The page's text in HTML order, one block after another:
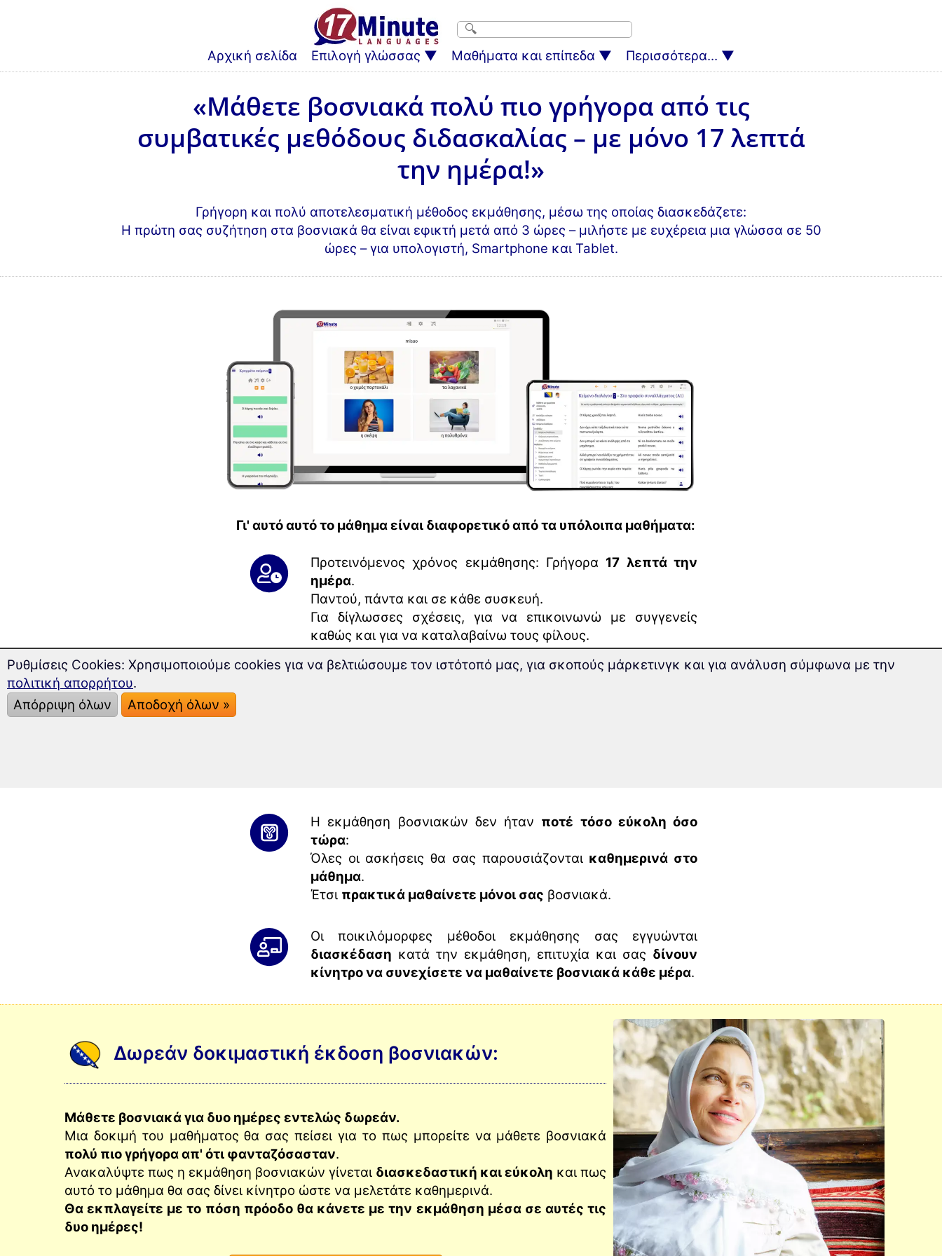
Αρχική σελίδα Επιλογή γλώσσας Μαθήματα και επίπεδα Περισσότερα...
«Μάθετε βοσνιακά πολύ πιο γρήγορα από τις
συμβατικές μεθόδους διδασκαλίας – με μόνο 17 λεπτά
την ημέρα!»
Γρήγορη και πολύ αποτελεσματική μέθοδος εκμάθησης, μέσω της οποίας διασκεδάζετε:
Η πρώτη σας συζήτηση στα βοσνιακά θα είναι εφικτή μετά από 3 ώρες – μιλήστε με ευχέρεια μια γλώσσα σε 50
ώρες – για υπολογιστή, Smartphone και Tablet.
Γι' αυτό αυτό το μάθημα είναι διαφορετικό από τα υπόλοιπα μαθήματα:
Προτεινόμενος χρόνος εκμάθησης: Γρήγορα 17 λεπτά την
ημέρα.
Παντού, πάντα και σε κάθε συσκευή.
Για δίγλωσσες σχέσεις, για να επικοινωνώ με συγγενείς
καθώς και για να καταλαβαίνω τους φίλους.
Μέσω της βραβευμένης
μεθόδου εκμάθησης μακροχρόνιας
Η εκμάθηση βοσνιακών δεν ήταν ποτέ τόσο εύκολη όσο
τώρα:
Όλες οι ασκήσεις θα σας παρουσιάζονται καθημερινά στο
μάθημα.
Έτσι πρακτικά μαθαίνετε μόνοι σας βοσνιακά.
Οι ποικιλόμορφες μέθοδοι εκμάθησης σας εγγυώνται
διασκέδαση κατά την εκμάθηση, επιτυχία και σας δίνουν
κίνητρο να συνεχίσετε να μαθαίνετε βοσνιακά κάθε μέρα.
Δωρεάν δοκιμαστική έκδοση βοσνιακών:
Μάθετε βοσνιακά για δυο ημέρες εντελώς δωρεάν.
Μια δοκιμή του μαθήματος θα σας πείσει για το πως μπορείτε να μάθετε βοσνιακά
πολύ πιο γρήγορα απ' ότι φανταζόσασταν.
Ανακαλύψτε πως η εκμάθηση βοσνιακών γίνεται διασκεδαστική και εύκολη και πως
αυτό το μάθημα θα σας δίνει κίνητρο ώστε να μελετάτε καθημερινά.
Θα εκπλαγείτε με το πόση πρόοδο θα κάνετε με την εκμάθηση μέσα σε αυτές τις
δυο ημέρες!
Ρυθμίσεις Cookies: Χρησιμοποιούμε cookies για να βελτιώσουμε τον ιστότοπό μας, για σκοπούς μάρκετινγκ και για ανάλυση σύμφωνα με την
πολιτική απορρήτου.
Απόρριψη όλων
Αποδοχή όλων »